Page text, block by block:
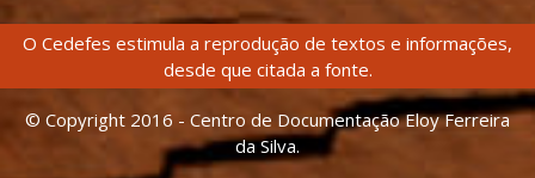
O Cedefes estimula a reprodução de textos e informações,
desde que citada a fonte.
© Copyright 2016 - Centro de Documentação Eloy Ferreira
da Silva.